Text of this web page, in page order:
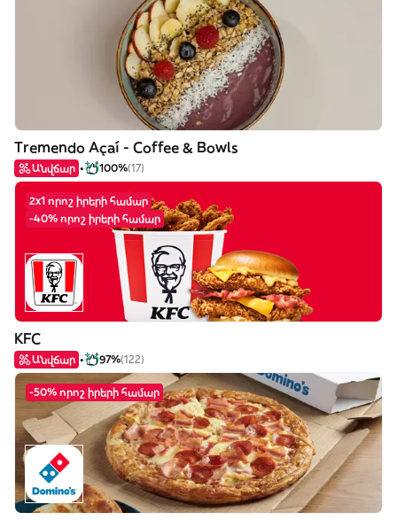
Tremendo Açaí - Coffee & Bowls
Անվճար 100%(17)
2x1 որոշ իրերի համար
-40% որոշ իրերի համար
KFC
Անվճար 97%(122)
-50% որոշ իրերի համար